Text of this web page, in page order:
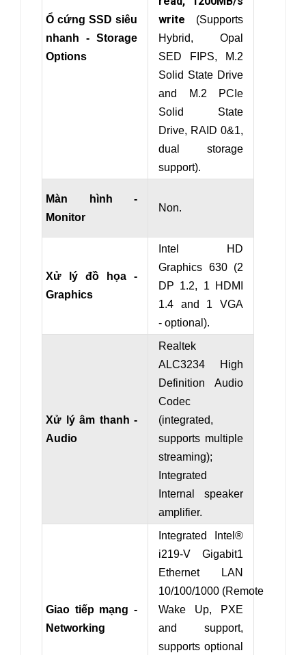
Ổ cứng SSD siêu
nhanh - Storage
Options
write (Supports
Hybrid, Opal
SED FIPS, M.2
Solid State Drive
and M.2 PCIe
Solid State
Drive, RAID 0&1,
dual storage
support).
Màn hình -
Monitor
Non.
Xử lý đồ họa -
Graphics
Intel HD
Graphics 630 (2
DP 1.2, 1 HDMI
1.4 and 1 VGA
- optional ).
Xử lý âm thanh -
Audio
Realtek
ALC3234 High
Definition Audio
Codec
(integrated,
supports multiple
streaming);
Integrated
Internal speaker
amplifier.
Giao tiếp mạng -
Networking
Integrated Intel®
i219-V Gigabit1
Ethernet LAN
10/100/1000 (Remote
Wake Up, PXE
and support,
supports optional